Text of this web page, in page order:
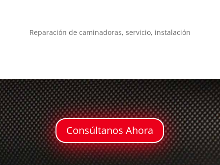
Reparación de caminadoras, servicio, instalación
Consúltanos Ahora